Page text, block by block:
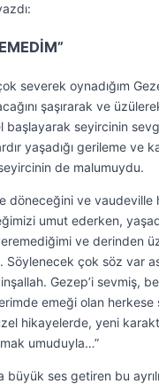
severek oynadığım
şaşırarak ve
başlayarak seyircinin
yaşadığı gerileme ve
de malumuydu.
döneceğini ve vaudeville
umut ederken,
ve derinden
Söylenecek çok söz var
Gezep’i sevmiş,
emeği olan
hikayelerde, yeni
umuduyla…”
büyük ses getiren bu